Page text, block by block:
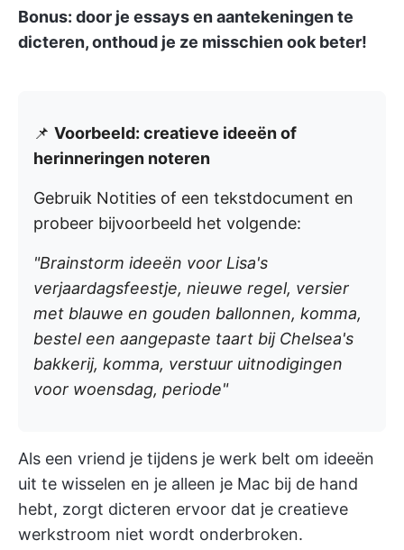
Bonus: door je essays en aantekeningen te
dicteren, onthoud je ze misschien ook beter!
📌 Voorbeeld: creatieve ideeën of
herinneringen noteren
Gebruik Notities of een tekstdocument en
probeer bijvoorbeeld het volgende:
"Brainstorm ideeën voor Lisa's
verjaardagsfeestje, nieuwe regel, versier
met blauwe en gouden ballonnen, komma,
bestel een aangepaste taart bij Chelsea's
bakkerij, komma, verstuur uitnodigingen
voor woensdag, periode"
Als een vriend je tijdens je werk belt om ideeën
uit te wisselen en je alleen je Mac bij de hand
hebt, zorgt dicteren ervoor dat je creatieve
werkstroom niet wordt onderbroken.